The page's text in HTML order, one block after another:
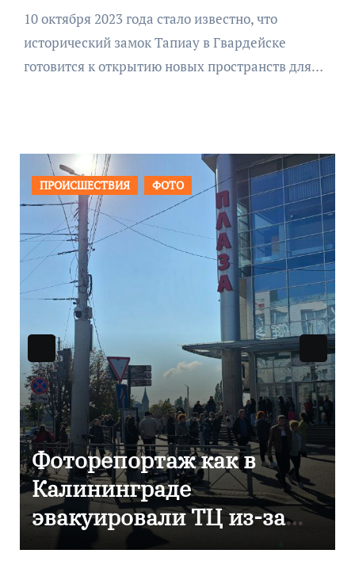
10 октября 2023 года стало известно, что
исторический замок Тапиау в Гвардейске
готовится к открытию новых пространств для…
ПРОИСШЕСТВИЯ ФОТО
Фоторепортаж как в
Калининграде
эвакуировали ТЦ из-за
сообщения о